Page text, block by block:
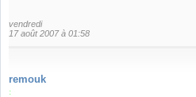
vendredi
17 août 2007 à 01:58
remouk
: